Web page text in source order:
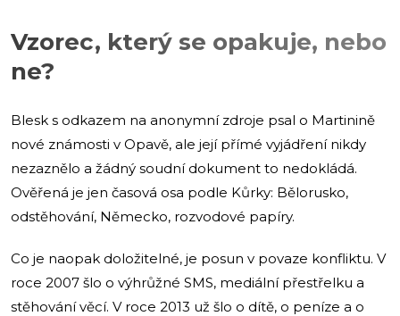
Vzorec, který se opakuje, nebo
ne?
Blesk s odkazem na anonymní zdroje psal o Martinině
nové známosti v Opavě, ale její přímé vyjádření nikdy
nezaznělo a žádný soudní dokument to nedokládá.
Ověřená je jen časová osa podle Kůrky: Bělorusko,
odstěhování, Německo, rozvodové papíry.
Co je naopak doložitelné, je posun v povaze konfliktu. V
roce 2007 šlo o výhrůžné SMS, mediální přestřelku a
stěhování věcí. V roce 2013 už šlo o dítě, o peníze a o